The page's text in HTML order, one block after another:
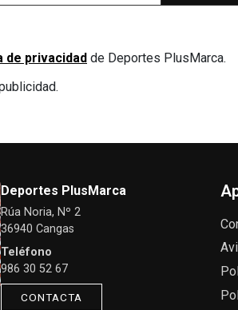
de privacidad de Deportes PlusMarca.
Deportes PlusMarca
Rúa Noria, Nº 2
36940 Cangas
Teléfono
986 30 52 67
CONTACTA